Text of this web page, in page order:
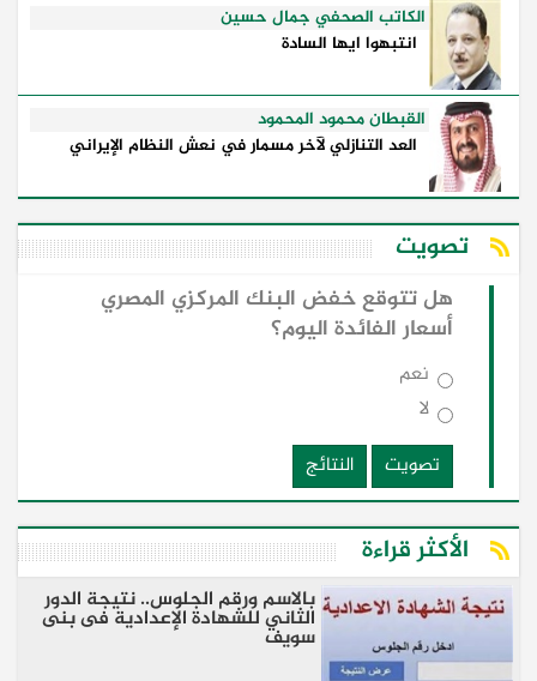
الكاتب الصحفي جمال حسين
انتبهوا ايها السادة
القبطان محمود المحمود
العد التنازلي لآخر مسمار في نعش النظام الإيراني
تصويت
هل تتوقع خفض البنك المركزي المصري
أسعار الفائدة اليوم؟
نعم
لا
تصويت
النتائج
الأكثر قراءة
بالاسم ورقم الجلوس.. نتيجة الدور
الثاني للشهادة الإعدادية فى بنى
سويف